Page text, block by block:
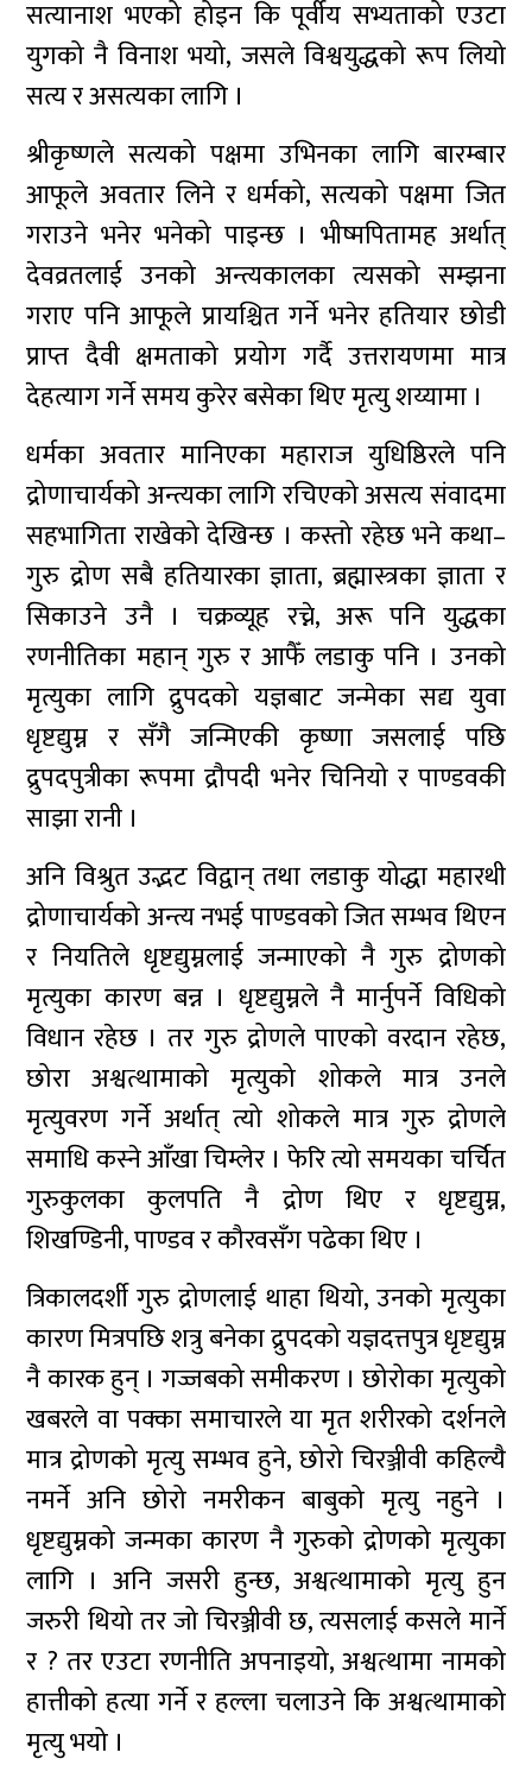
सत्यानाश भएको होइन कि पूर्वीय सभ्यताको एउटा
युगको नै विनाश भयो, जसले विश्वयुद्धको रूप लियो
सत्य र असत्यका लागि ।
श्रीकृष्णले सत्यको पक्षमा उभिनका लागि बारम्बार
आफूले अवतार लिने र धर्मको, सत्यको पक्षमा जित
गराउने भनेर भनेको पाइन्छ । भीष्मपितामह अर्थात्
देवव्रतलाई उनको अन्त्यकालका त्यसको सम्झना
गराए पनि आफूले प्रायश्चित गर्ने भनेर हतियार छोडी
प्राप्त दैवी क्षमताको प्रयोग गर्दै उत्तरायणमा मात्र
देहत्याग गर्ने समय कुरेर बसेका थिए मृत्यु शय्यामा ।
धर्मका अवतार मानिएका महाराज युधिष्ठिरले पनि
द्रोणाचार्यको अन्त्यका लागि रचिएको असत्य संवादमा
सहभागिता राखेको देखिन्छ । कस्तो रहेछ भने कथा–
गुरु द्रोण सबै हतियारका ज्ञाता, ब्रह्मास्त्रका ज्ञाता र
सिकाउने उनै । चक्रव्यूह रच्ने, अरू पनि युद्धका
रणनीतिका महान् गुरु र आफैँ लडाकु पनि । उनको
मृत्युका लागि द्रुपदको यज्ञबाट जन्मेका सद्य युवा
धृष्टद्युम्न र सँगै जन्मिएकी कृष्णा जसलाई पछि
द्रुपदपुत्रीका रूपमा द्रौपदी भनेर चिनियो र पाण्डवकी
साझा रानी ।
अनि विश्रुत उद्भट विद्वान् तथा लडाकु योद्धा महारथी
द्रोणाचार्यको अन्त्य नभई पाण्डवको जित सम्भव थिएन
र नियतिले धृष्टद्युम्नलाई जन्माएको नै गुरु द्रोणको
मृत्युका कारण बन्न । धृष्टद्युम्नले नै मार्नुपर्ने विधिको
विधान रहेछ । तर गुरु द्रोणले पाएको वरदान रहेछ,
छोरा अश्वत्थामाको मृत्युको शोकले मात्र उनले
मृत्युवरण गर्ने अर्थात् त्यो शोकले मात्र गुरु द्रोणले
समाधि कस्ने आँखा चिम्लेर । फेरि त्यो समयका चर्चित
गुरुकुलका कुलपति नै द्रोण थिए र धृष्टद्युम्न,
शिखण्डिनी, पाण्डव र कौरवसँग पढेका थिए ।
त्रिकालदर्शी गुरु द्रोणलाई थाहा थियो, उनको मृत्युका
कारण मित्रपछि शत्रु बनेका द्रुपदको यज्ञदत्तपुत्र धृष्टद्युम्न
नै कारक हुन् । गज्जबको समीकरण । छोरोका मृत्युको
खबरले वा पक्का समाचारले या मृत शरीरको दर्शनले
मात्र द्रोणको मृत्यु सम्भव हुने, छोरो चिरञ्जीवी कहिल्यै
नमर्ने अनि छोरो नमरीकन बाबुको मृत्यु नहुने ।
धृष्टद्युम्नको जन्मका कारण नै गुरुको द्रोणको मृत्युका
लागि । अनि जसरी हुन्छ, अश्वत्थामाको मृत्यु हुन
जरुरी थियो तर जो चिरञ्जीवी छ, त्यसलाई कसले मार्ने
र ? तर एउटा रणनीति अपनाइयो, अश्वत्थामा नामको
हात्तीको हत्या गर्ने र हल्ला चलाउने कि अश्वत्थामाको
मृत्यु भयो ।